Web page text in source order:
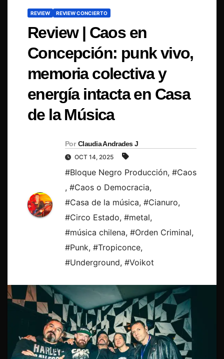
REVIEW REVIEW CONCIERTO
Review | Caos en
Concepción: punk vivo,
memoria colectiva y
energía intacta en Casa
de la Música
Por Claudia Andrades J
OCT 14, 2025
#Bloque Negro Producción, #Caos
, #Caos o Democracia,
#Casa de la música, #Cianuro,
#Circo Estado, #metal,
#música chilena, #Orden Criminal,
#Punk, #Tropiconce,
#Underground, #Voikot